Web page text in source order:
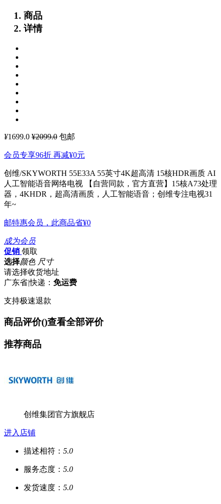
商品
详情
¥1699.0 ¥2099.0 包邮
会员专享96折 再减¥0元
创维/SKYWORTH 55E33A 55英寸4K超高清 15核HDR画质 AI
人工智能语音网络电视
【自营同款，官方直营】15核A73处理
器，4KHDR，超高清画质，人工智能语音；创维专注电视31
年~
邮特惠会员，此商品省¥0
成为会员
促销 领取
选择颜色 尺寸
请选择收货地址
广东省|快递： 免运费
支持极速退款
商品评价()查看全部评价
推荐商品
创维集团官方旗舰店
进入店铺
描述相符： 5.0
服务态度： 5.0
发货速度： 5.0